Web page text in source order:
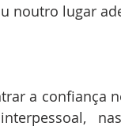
noutro lugar
a confiança